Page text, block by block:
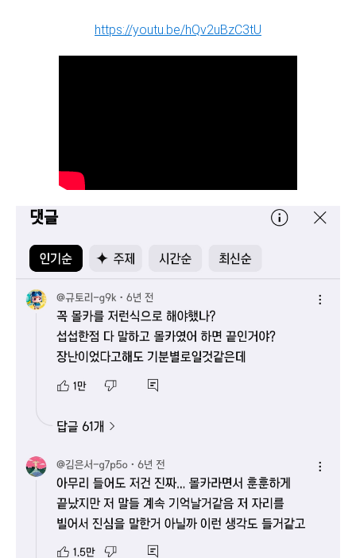
https://youtu.be/hQv2uBzC3tU